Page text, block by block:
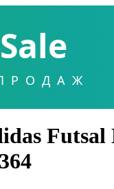
Futsal